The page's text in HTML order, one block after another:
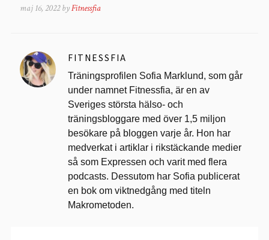
maj 16, 2022 byFitnessfia
FITNESSFIA
Träningsprofilen Sofia Marklund, som går
under namnet Fitnessfia, är en av
Sveriges största hälso- och
träningsbloggare med över 1,5 miljon
besökare på bloggen varje år. Hon har
medverkat i artiklar i rikstäckande medier
så som Expressen och varit med flera
podcasts. Dessutom har Sofia publicerat
en bok om viktnedgång med titeln
Makrometoden.